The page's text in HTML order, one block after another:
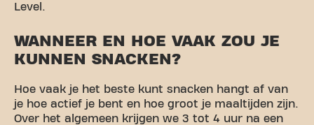
Level.
WANNEER EN HOE VAAK ZOU JE
KUNNEN SNACKEN?
Hoe vaak je het beste kunt snacken hangt af van
je hoe actief je bent en hoe groot je maaltijden zijn.
Over het algemeen krijgen we 3 tot 4 uur na een